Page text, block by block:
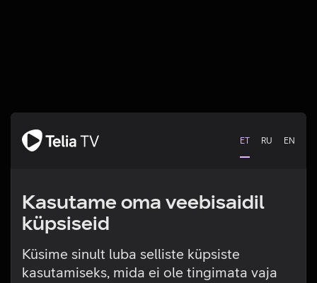
ET RU EN
Kasutame oma veebisaidil
küpsiseid
Küsime sinult luba selliste küpsiste
kasutamiseks, mida ei ole tingimata vaja
Tehniline viga